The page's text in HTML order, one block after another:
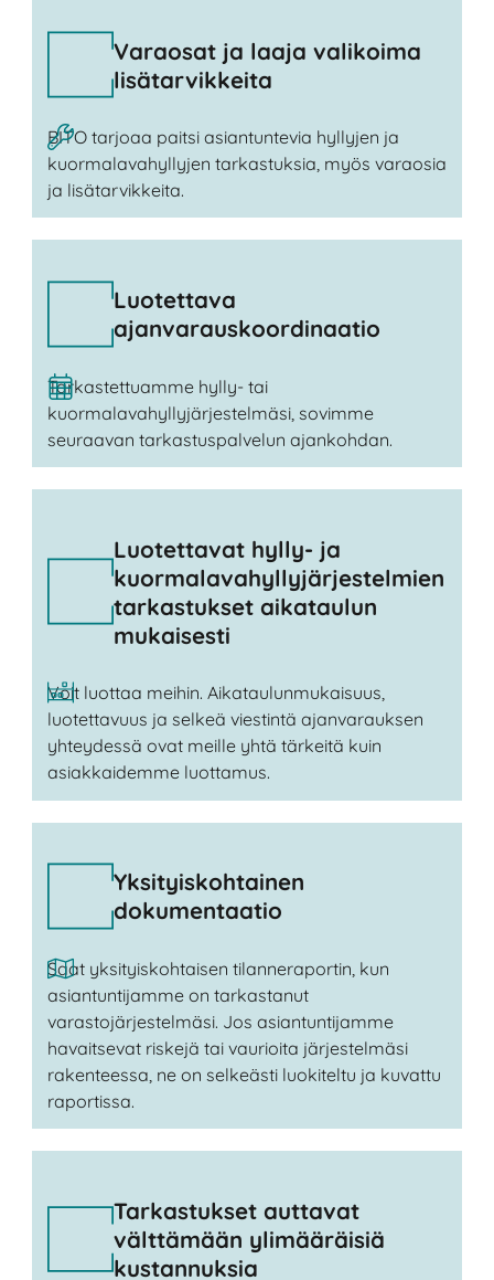
Varaosat ja laaja valikoima
lisätarvikkeita
BITO tarjoaa paitsi asiantuntevia hyllyjen ja
kuormalavahyllyjen tarkastuksia, myös varaosia
ja lisätarvikkeita.
Luotettava
ajanvarauskoordinaatio
Tarkastettuamme hylly- tai
kuormalavahyllyjärjestelmäsi, sovimme
seuraavan tarkastuspalvelun ajankohdan.
Luotettavat hylly- ja
kuormalavahyllyjärjestelmien
tarkastukset aikataulun
mukaisesti
Voit luottaa meihin. Aikataulunmukaisuus,
luotettavuus ja selkeä viestintä ajanvarauksen
yhteydessä ovat meille yhtä tärkeitä kuin
asiakkaidemme luottamus.
Yksityiskohtainen
dokumentaatio
Saat yksityiskohtaisen tilanneraportin, kun
asiantuntijamme on tarkastanut
varastojärjestelmäsi. Jos asiantuntijamme
havaitsevat riskejä tai vaurioita järjestelmäsi
rakenteessa, ne on selkeästi luokiteltu ja kuvattu
raportissa.
Tarkastukset auttavat
välttämään ylimääräisiä
kustannuksia